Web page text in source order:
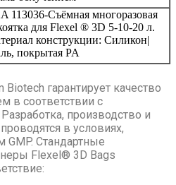
113036-Съёмная многоразовая
для Flexel ® 3D 5-10-20 л.
конструкции: Силикон|
покрытая PA
гарантирует качество
в соответствии с
производство и
в условиях,
Стандартные
Flexel® 3D Bags